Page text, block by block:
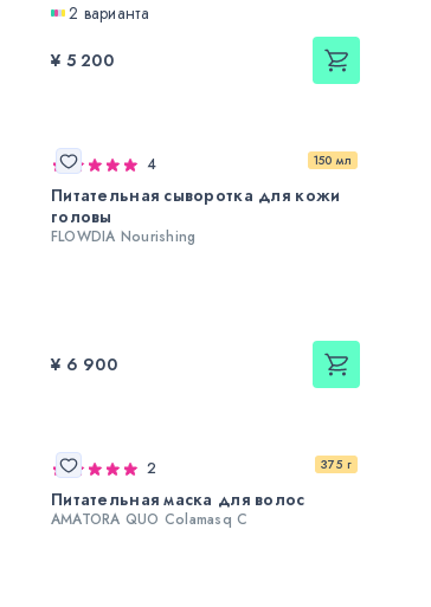
2 варианта
¥ 5 200
150 мл
4
Питательная сыворотка для кожи
головы
FLOWDIA Nourishing
¥ 6 900
375 г
2
Питательная маска для волос
AMATORA QUO Colamasq C